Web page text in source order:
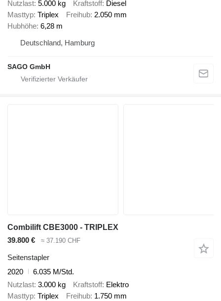
Nutzlast 5.000 kg Kraftstoff Diesel
Masttyp Triplex Freihub 2.050 mm
Hubhöhe 6,28 m
Deutschland, Hamburg
SAGO GmbH
Combilift CBE3000 - TRIPLEX
39.800 €
≈ 37.190 CHF
Seitenstapler
2020
6.035 M/Std.
Nutzlast 3.000 kg Kraftstoff Elektro
Masttyp Triplex Freihub 1.750 mm